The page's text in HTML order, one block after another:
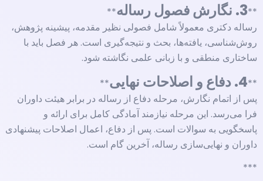
**3. نگارش فصول رساله
**
رساله دکتری معمولاً شامل فصولی نظیر مقدمه، پیشینه پژوهش،
روش‌شناسی، یافته‌ها، بحث و نتیجه‌گیری است. هر فصل باید با
ساختاری منطقی و با زبانی علمی نگاشته شود.
**4. دفاع و اصلاحات نهایی
**
پس از اتمام نگارش، مرحله دفاع از رساله در برابر هیئت داوران
فرا می‌رسد. این مرحله نیازمند آمادگی کامل برای ارائه و
پاسخگویی به سوالات است. پس از دفاع، اعمال اصلاحات پیشنهادی
داوران و نهایی‌سازی رساله، آخرین گام است.
***